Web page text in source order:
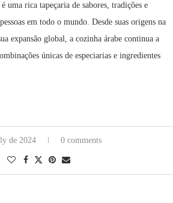
uma rica tapeçaria de sabores, tradições e
em todo o mundo. Desde suas origens na
expansão global, a cozinha árabe continua a
únicas de especiarias e ingredientes
de 2024 0 comments